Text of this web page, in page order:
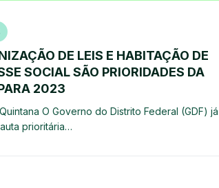
DE LEIS E HABITAÇÃO DE
SOCIAL SÃO PRIORIDADES DA
2023
O Governo do Distrito Federal (GDF) já
prioritária…